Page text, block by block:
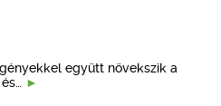
együtt növekszik a